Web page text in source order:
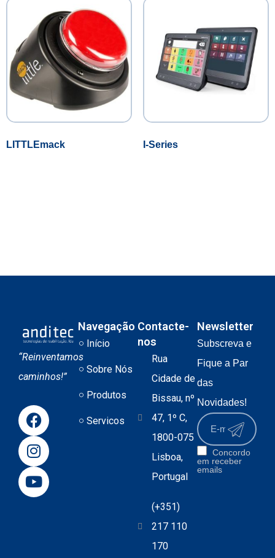
LITTLEmack I-Series
“Reinventamos
caminhos!”
Navegação
Início
Sobre Nós
Produtos
Servicos
Contacte-
nos
Rua
Cidade de
Bissau, nº
47, 1º C,
1800-075
Lisboa,
Portugal
(+351)
217 110
170
Newsletter
Subscreva e
Fique a Par
das
Novidades!
Concordo
em receber
emails